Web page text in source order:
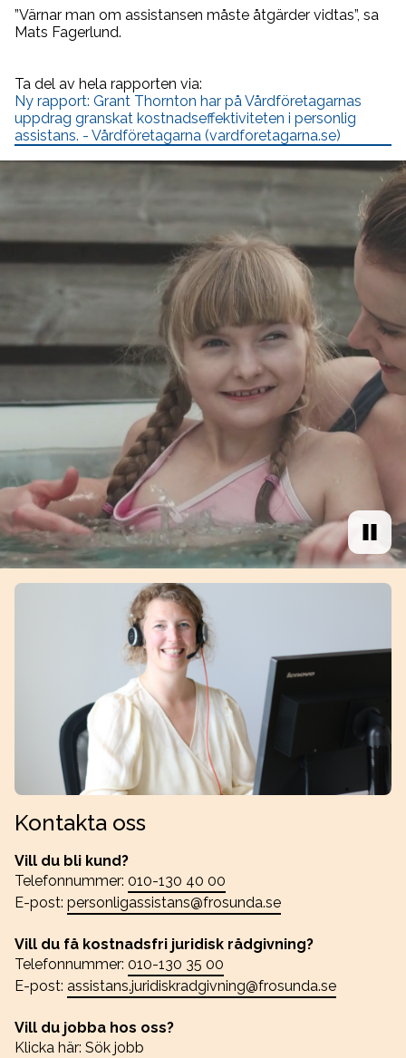
”Värnar man om assistansen måste åtgärder vidtas”, sa
Mats Fagerlund.
Ta del av hela rapporten via:
Ny rapport: Grant Thornton har på Vårdföretagarnas
uppdrag granskat kostnadseffektiviteten i personlig
assistans. - Vårdföretagarna (vardforetagarna.se)
Kontakta oss
Vill du bli kund?
Telefonnummer: 010-130 40 00
E-post: personligassistans@frosunda.se
Vill du få kostnadsfri juridisk rådgivning?
Telefonnummer: 010-130 35 00
E-post: assistans.juridiskradgivning@frosunda.se
Vill du jobba hos oss?
Klicka här: Sök jobb